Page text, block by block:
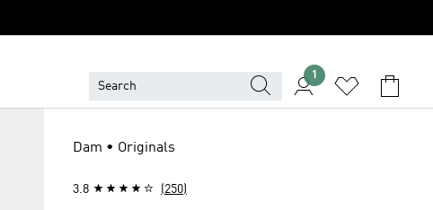
1
Dam • Originals
3.8 (250)